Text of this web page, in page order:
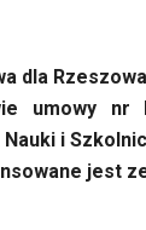
dla
umowy nr
i
jest